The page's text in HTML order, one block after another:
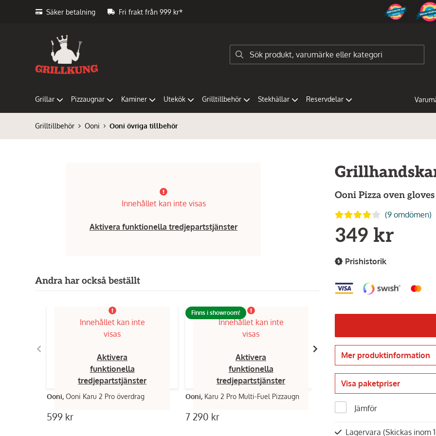
Säker betalning Fri frakt från 999 kr*
Grillar Pizzaugnar Kaminer Utekök Grilltillbehör Stekhällar Reservdelar
Grilltillbehör Ooni Ooni övriga tillbehör
Innehållet kan inte visas
Aktivera funktionella tredjepartstjänster
Andra har också beställt
Innehållet kan inte
visas
Aktivera
funktionella
tredjepartstjänster
Ooni, Ooni Karu 2 Pro överdrag
599 kr
Finns i showroom!
Innehållet kan inte
visas
Aktivera
funktionella
tredjepartstjänster
Ooni, Karu 2 Pro Multi-Fuel Pizzaugn
7 290 kr
Aktivera
tredjepartstjänster
Ooni,Pizzaspade 14 platt
599 kr
Ooni Pizza oven gloves
(9 omdömen)
349 kr
Prishistorik
Mer produktinformation
Visa paketpriser
Jämför
Lagervara (Skickas inom